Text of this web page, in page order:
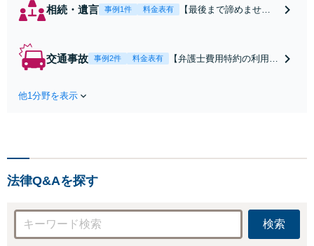
相続・遺言 事例1件 料金表有
【最後まで諦めませ
合意してしまう前にご
交通事故 事例2件 料金表有
【弁護士費用特約の利用＆
は損をしてしまうかもしれ
他1分野を表示
法律Q&Aを探す
検索